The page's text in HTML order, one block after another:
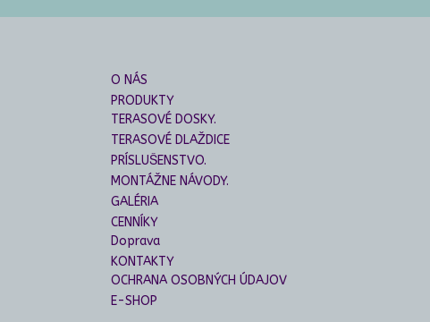
O NÁS
PRODUKTY
TERASOVÉ DOSKY.
TERASOVÉ DLAŽDICE
PRÍSLUŠENSTVO.
MONTÁŽNE NÁVODY.
GALÉRIA
CENNÍKY
Doprava
KONTAKTY
OCHRANA OSOBNÝCH ÚDAJOV
E-SHOP